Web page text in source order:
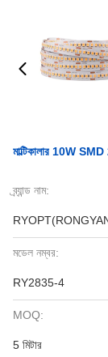
মাল্টিকালার 10W
ব্র্যান্ড নাম:
মডেল নম্বর:
RY2835-4
MOQ:
5 মিটার